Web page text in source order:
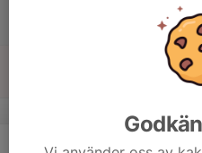
Träning Vithajarna
Rödstu Hage IP